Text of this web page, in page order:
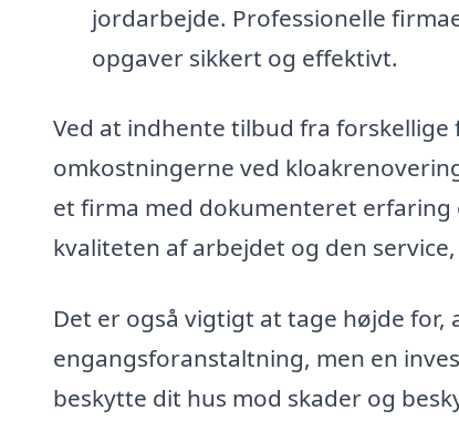
jordarbejde. Professionelle
opgaver sikkert og effektivt.
Ved at indhente tilbud fra
omkostningerne ved
et firma med dokumenteret erfaring
kvaliteten af arbejdet og den
Det er også vigtigt at tage højde
engangsforanstaltning, men en
beskytte dit hus mod skader og